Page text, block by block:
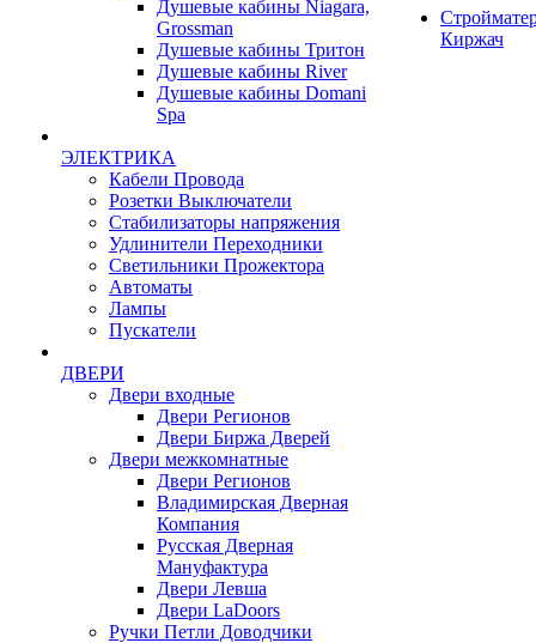
Душевые кабины Niagara,
Grossman
Душевые кабины Тритон
Душевые кабины River
Душевые кабины Domani
Spa
ЭЛЕКТРИКА
Кабели Провода
Розетки Выключатели
Стабилизаторы напряжения
Удлинители Переходники
Светильники Прожектора
Автоматы
Лампы
Пускатели
ДВЕРИ
Двери входные
Двери Регионов
Двери Биржа Дверей
Двери межкомнатные
Двери Регионов
Владимирская Дверная
Компания
Русская Дверная
Мануфактура
Двери Левша
Двери LaDoors
Ручки Петли Доводчики
Киржач